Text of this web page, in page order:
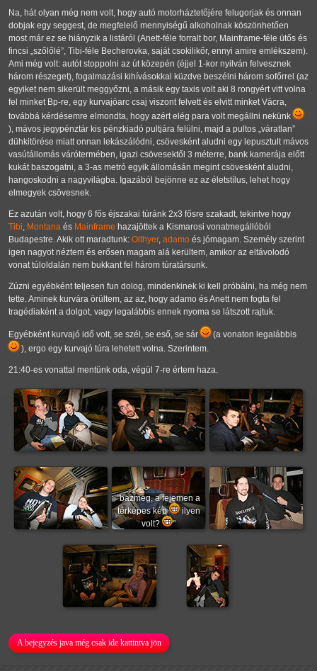
Na, hát olyan még nem volt, hogy autó motorháztetőjére felugorjak és onnan
dobjak egy seggest, de megfelelő mennyiségű alkoholnak köszönhetően
most már ez se hiányzik a listáról (Anett-féle forralt bor, Mainframe-féle ütős és
fincsi szőlőlé , Tibi-féle Becherovka, saját csokilikőr, ennyi amire emlékszem).
Ami még volt: autót stoppolni az út közepén (éjjel 1-kor nyilván felvesznek
három részeget), fogalmazási kihívásokkal küzdve beszélni három sofőrrel (az
egyiket nem sikerült meggyőzni, a másik egy taxis volt aki 8 rongyért vitt volna
fel minket Bp-re, egy kurvajóarc csaj viszont felvett és elvitt minket Vácra,
továbbá kérdésemre elmondta, hogy azért elég para volt megállni nekünk
), mávos jegypénztár kis pénzkiadó pultjára felülni, majd a pultos váratlan
dühkitörése miatt onnan lekászálódni, csövesként aludni egy lepusztult mávos
vasútállomás várótermében, igazi csövesektől 3 méterre, bank kamerája előtt
kukát baszogatni, a 3-as metró egyik állomásán megint csövesként aludni,
hangoskodni a nagyvilágba. Igazából bejönne ez az életstílus, lehet hogy
elmegyek csövesnek.
Ez azután volt, hogy 6 fős éjszakai túránk 2x3 fősre szakadt, tekintve hogy
Tibi, Montana és Mainframe hazajöttek a Kismarosi vonatmegállóból
Budapestre. Akik ott maradtunk: Olthyer, adamo és jómagam. Személy szerint
igen nagyot néztem és erősen magam alá kerültem, amikor az eltávolodó
vonat túloldalán nem bukkant fel három túratársunk.
Zúzni egyébként teljesen fun dolog, mindenkinek ki kell próbálni, ha még nem
tette. Aminek kurvára örültem, az az, hogy adamo és Anett nem fogta fel
tragédiaként a dolgot, vagy legalábbis ennek nyoma se látszott rajtuk.
Egyébként kurvajó idő volt, se szél, se eső, se sár
(a vonaton legalábbis
), ergo egy kurvajó túra lehetett volna. Szerintem.
21:40-es vonattal mentünk oda, végül 7-re értem haza.
"bazmeg, a fejemen a
térképes kép
ilyen
volt?
"
A bejegyzés java még csak ide kattintva jön